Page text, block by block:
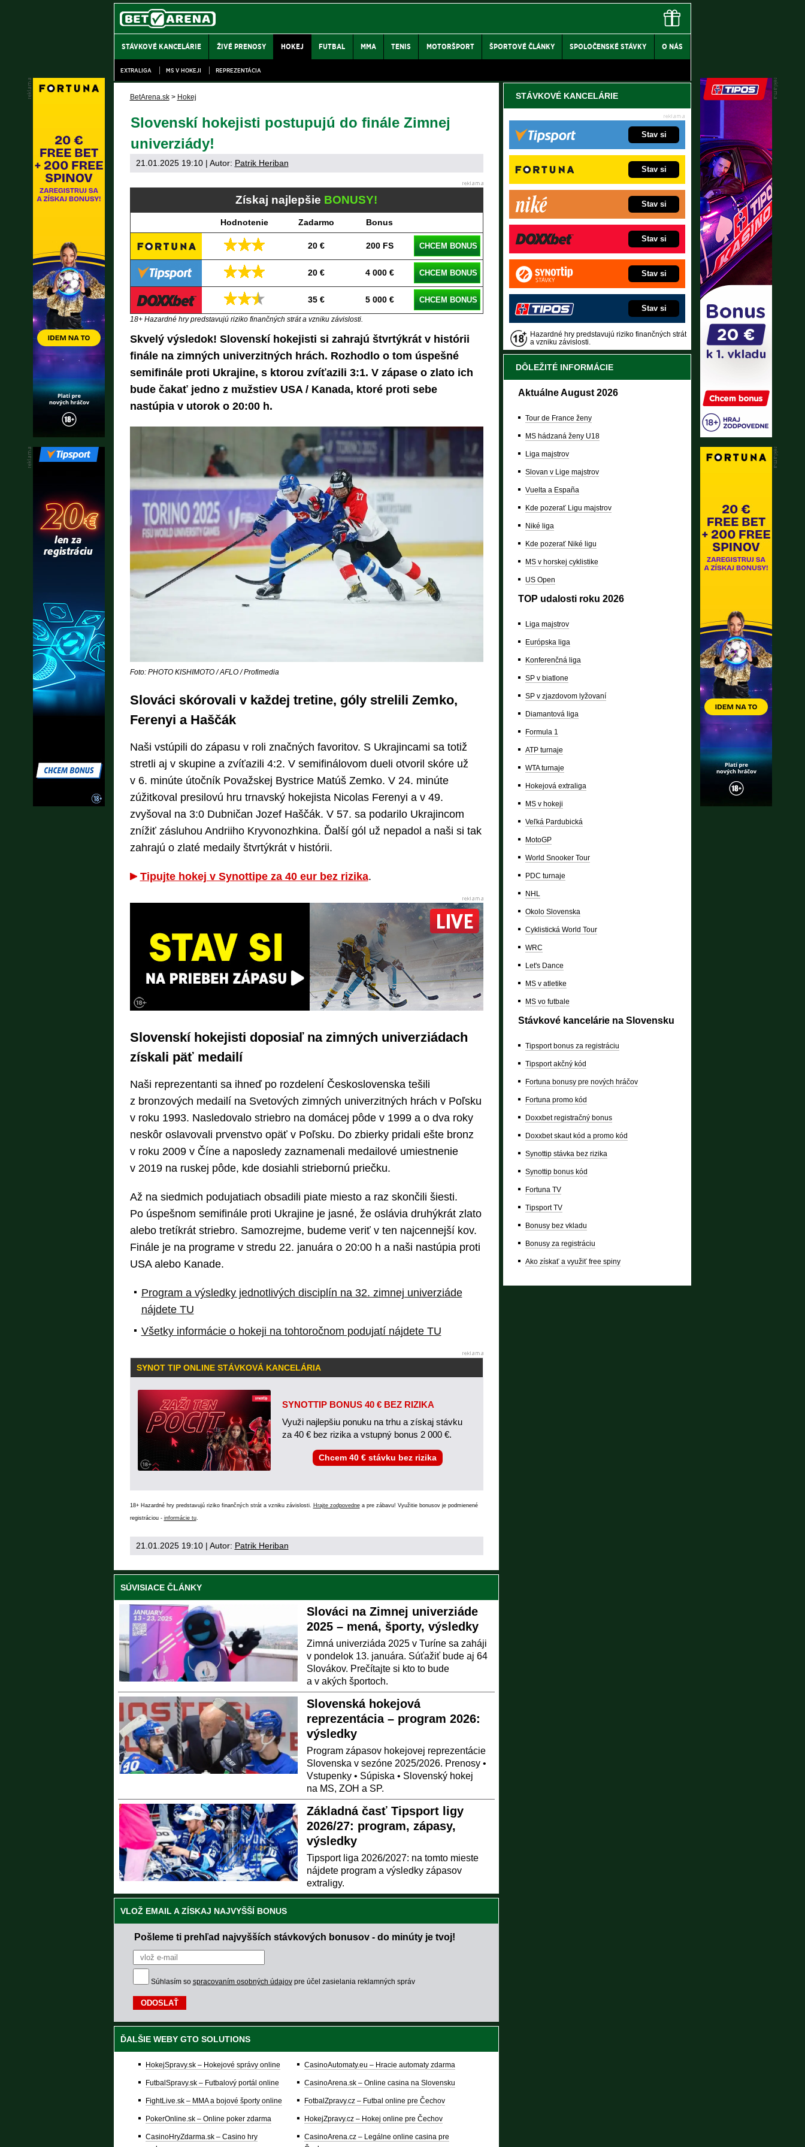
STÁVKOVÉ KANCELÁRIE ŽIVÉ PRENOSY HOKEJ FUTBAL MMA TENIS MOTORŠPORT ŠPORTOVÉ ČLÁNKY SPOLOČENSKÉ STÁVKY O NÁS
EXTRALIGA MS V HOKEJI REPREZENTÁCIA
BetArena.sk > Hokej
Slovenskí hokejisti postupujú do finále Zimnej
univerziády!
21.01.2025 19:10| Autor: Patrik Heriban
Získaj najlepšie BONUSY!
Hodnotenie Zadarmo Bonus
20 € 200 FS CHCEM BONUS
20 € 4 000 € CHCEM BONUS
35 € 5 000 € CHCEM BONUS
18+ Hazardné hry predstavujú riziko finančných strát a vzniku závislosti.
Skvelý výsledok! Slovenskí hokejisti si zahrajú štvrtýkrát v histórii
finále na zimných univerzitných hrách. Rozhodlo o tom úspešné
semifinále proti Ukrajine, s ktorou zvíťazili 3:1. V zápase o zlato ich
bude čakať jedno z mužstiev USA / Kanada, ktoré proti sebe
nastúpia v utorok o 20:00 h.
Foto: PHOTO KISHIMOTO / AFLO / Profimedia
Slováci skórovali v každej tretine, góly strelili Zemko,
Ferenyi a Haščák
Naši vstúpili do zápasu v roli značných favoritov. S Ukrajincami sa totiž
stretli aj v skupine a zvíťazili 4:2. V semifinálovom dueli otvoril skóre už
v 6. minúte útočník Považskej Bystrice Matúš Zemko. V 24. minúte
zúžitkoval presilovú hru trnavský hokejista Nicolas Ferenyi a v 49.
zvyšoval na 3:0 Dubničan Jozef Haščák. V 57. sa podarilo Ukrajincom
znížiť zásluhou Andriiho Kryvonozhkina. Ďalší gól už nepadol a naši si tak
zahrajú o zlaté medaily štvrtýkrát v histórii.
Tipujte hokej v Synottipe za 40 eur bez rizika.
Slovenskí hokejisti doposiaľ na zimných univerziádach
získali päť medailí
Naši reprezentanti sa ihneď po rozdelení Československa tešili
z bronzových medailí na Svetových zimných univerzitných hrách v Poľsku
v roku 1993. Nasledovalo striebro na domácej pôde v 1999 a o dva roky
neskôr oslavovali prvenstvo opäť v Poľsku. Do zbierky pridali ešte bronz
v roku 2009 v Číne a naposledy zaznamenali medailové umiestnenie
v 2019 na ruskej pôde, kde dosiahli striebornú priečku.
Až na siedmich podujatiach obsadili piate miesto a raz skončili šiesti.
Po úspešnom semifinále proti Ukrajine je jasné, že oslávia druhýkrát zlato
alebo tretíkrát striebro. Samozrejme, budeme veriť v ten najcennejší kov.
Finále je na programe v stredu 22. januára o 20:00 h a naši nastúpia proti
USA alebo Kanade.
Program a výsledky jednotlivých disciplín na 32. zimnej univerziáde
nájdete TU
Všetky informácie o hokeji na tohtoročnom podujatí nájdete TU
SYNOT TIP ONLINE STÁVKOVÁ KANCELÁRIA
SYNOTTIP BONUS 40 € BEZ RIZIKA
Využi najlepšiu ponuku na trhu a získaj stávku
za 40 € bez rizika a vstupný bonus 2 000 €.
Chcem 40 € stávku bez rizika
18+ Hazardné hry predstavujú riziko finančných strát a vzniku závislosti. Hrajte zodpovednea pre zábavu! Využitie bonusov je podmienené
registráciou - informácie tu.
21.01.2025 19:10| Autor: Patrik Heriban
SÚVISIACE ČLÁNKY
Slováci na Zimnej univerziáde
2025 – mená, športy, výsledky
Zimná univerziáda 2025 v Turíne sa zaháji
v pondelok 13. januára. Súťažiť bude aj 64
Slovákov. Prečítajte si kto to bude
a v akých športoch.
Slovenská hokejová
reprezentácia – program 2026:
výsledky
Program zápasov hokejovej reprezentácie
Slovenska v sezóne 2025/2026. Prenosy •
Vstupenky • Súpiska • Slovenský hokej
na MS, ZOH a SP.
Základná časť Tipsport ligy
2026/27: program, zápasy,
výsledky
Tipsport liga 2026/2027: na tomto mieste
nájdete program a výsledky zápasov
extraligy.
VLOŽ EMAIL A ZÍSKAJ NAJVYŠŠÍ BONUS
Pošleme ti prehľad najvyšších stávkových bonusov - do minúty je tvoj!
Súhlasím so spracovaním osobných údajovpre účel zasielania reklamných správ
ĎALŠIE WEBY GTO SOLUTIONS
HokejSpravy.sk – Hokejové správy online
FutbalSpravy.sk – Futbalový portál online
FightLive.sk – MMA a bojové športy online
PokerOnline.sk – Online poker zdarma
CasinoHryZdarma.sk – Casino hry
CasinoAutomaty.eu – Hracie automaty zdarma
CasinoArena.sk – Online casina na Slovensku
FotbalZpravy.cz – Futbal online pre Čechov
HokejZpravy.cz – Hokej online pre Čechov
CasinoArena.cz – Legálne online casina pre
STÁVKOVÉ KANCELÁRIE
Stav si
Stav si
Stav si
Stav si
Stav si
Stav si
Hazardné hry predstavujú riziko finančných strát
a vzniku závislosti.
DÔLEŽITÉ INFORMÁCIE
Aktuálne August 2026
Tour de France ženy
MS hádzaná ženy U18
Liga majstrov
Slovan v Lige majstrov
Vuelta a España
Kde pozerať Ligu majstrov
Niké liga
Kde pozerať Niké ligu
MS v horskej cyklistike
US Open
TOP udalosti roku 2026
Liga majstrov
Európska liga
Konferenčná liga
SP v biatlone
SP v zjazdovom lyžovaní
Diamantová liga
Formula 1
ATP turnaje
WTA turnaje
Hokejová extraliga
MS v hokeji
Veľká Pardubická
MotoGP
World Snooker Tour
PDC turnaje
NHL
Okolo Slovenska
Cyklistická World Tour
WRC
Let's Dance
MS v atletike
MS vo futbale
Stávkové kancelárie na Slovensku
Tipsport bonus za registráciu
Tipsport akčný kód
Fortuna bonusy pre nových hráčov
Fortuna promo kód
Doxxbet registračný bonus
Doxxbet skaut kód a promo kód
Synottip stávka bez rizika
Synottip bonus kód
Fortuna TV
Tipsport TV
Bonusy bez vkladu
Bonusy za registráciu
Ako získať a využiť free spiny